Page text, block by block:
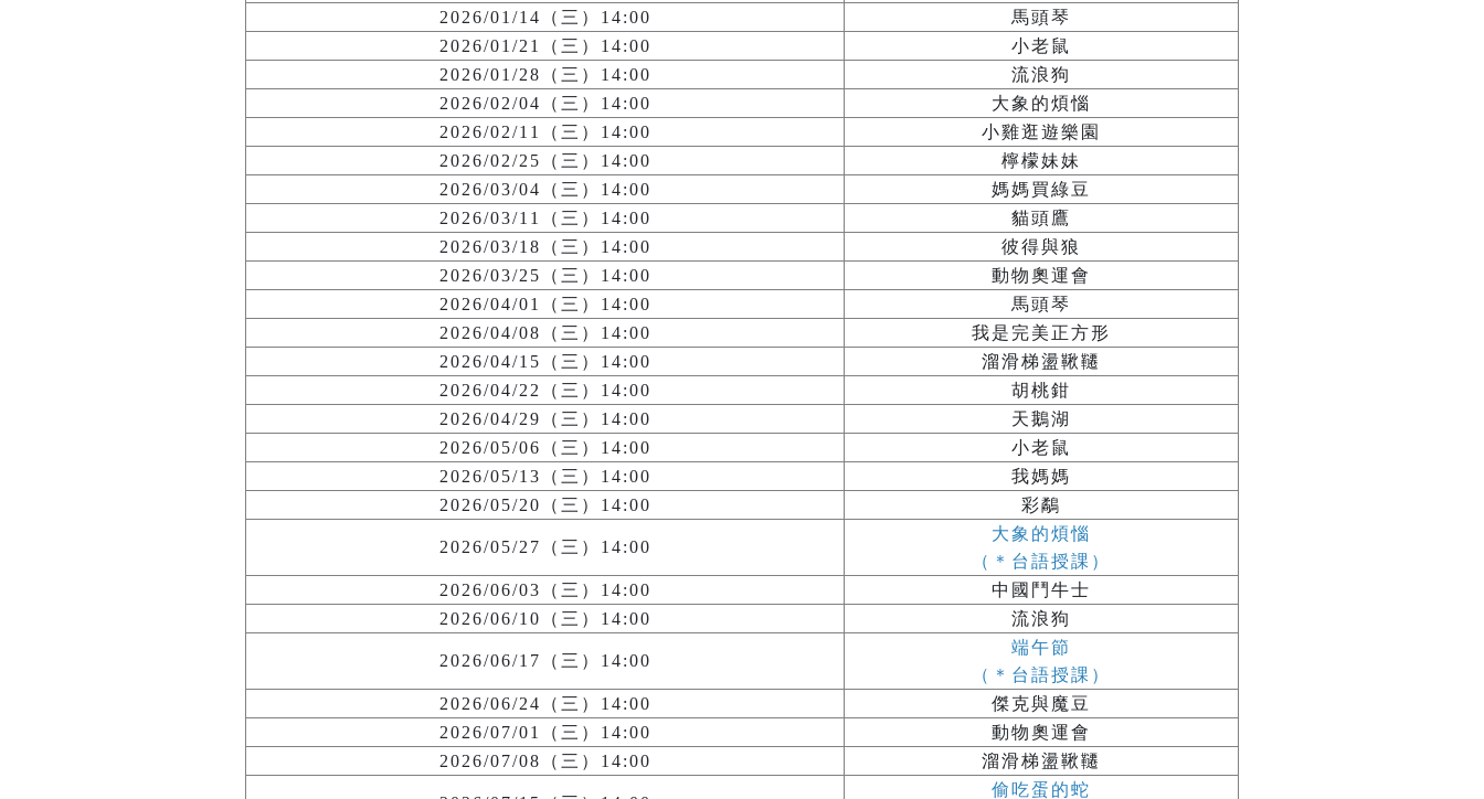
2026/01/14（三）14:00
馬頭琴
2026/01/21（三）14:00
小老鼠
2026/01/28（三）14:00
流浪狗
2026/02/04（三）14:00
大象的煩惱
2026/02/11（三）14:00
小雞逛遊樂園
2026/02/25（三）14:00
檸檬妹妹
2026/03/04（三）14:00
媽媽買綠豆
2026/03/11（三）14:00
貓頭鷹
2026/03/18（三）14:00
彼得與狼
2026/03/25（三）14:00
動物奧運會
2026/04/01（三）14:00
馬頭琴
2026/04/08（三）14:00
我是完美正方形
2026/04/15（三）14:00
溜滑梯盪鞦韆
2026/04/22（三）14:00
胡桃鉗
2026/04/29（三）14:00
天鵝湖
2026/05/06（三）14:00
小老鼠
2026/05/13（三）14:00
我媽媽
2026/05/20（三）14:00
彩鷸
2026/05/27（三）14:00
大象的煩惱
（＊台語授課）
2026/06/03（三）14:00
中國鬥牛士
2026/06/10（三）14:00
流浪狗
2026/06/17（三）14:00
端午節
（＊台語授課）
2026/06/24（三）14:00
傑克與魔豆
2026/07/01（三）14:00
動物奧運會
2026/07/08（三）14:00
溜滑梯盪鞦韆
偷吃蛋的蛇